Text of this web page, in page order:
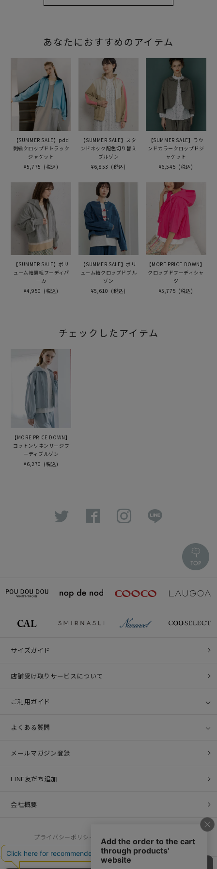
あなたにおすすめのアイテム
【SUMMER SALE】pdd
刺繍クロップドトラック
ジャケット
¥5,775 (税込)
【SUMMER SALE】スタ
ンドネック配色切り替え
ブルゾン
¥6,853 (税込)
【SUMMER SALE】ラウ
ンドカラークロップドジ
ャケット
¥6,545 (税込)
【SUMMER SALE】ボリ
ューム袖裏毛フーディパ
ーカ
¥4,950 (税込)
【SUMMER SALE】ボリ
ューム袖クロップドブル
ゾン
¥5,610 (税込)
【MORE PRICE DOWN】
クロップドフーディシャ
ツ
¥5,775 (税込)
チェックしたアイテム
【MORE PRICE DOWN】
コットンリネンサージフ
ーディブルゾン
¥6,270 (税込)
サイズガイド
店舗受け取りサービスについて
ご利用ガイド
よくある質問
メールマガジン登録
LINE友だち追加
会社概要
プライバシーポリシー 特定商取引法に基づく表記